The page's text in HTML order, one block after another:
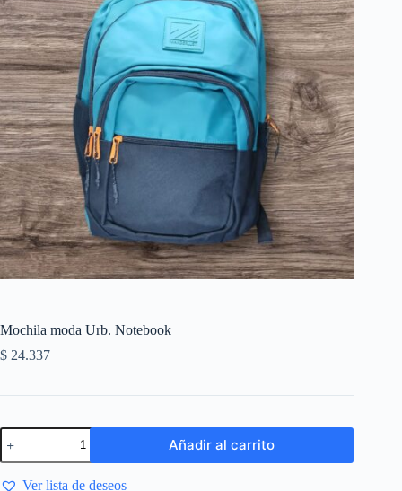
Mochila moda Urb. Notebook
$ 24.337
Añadir al carrito
Ver lista de deseos